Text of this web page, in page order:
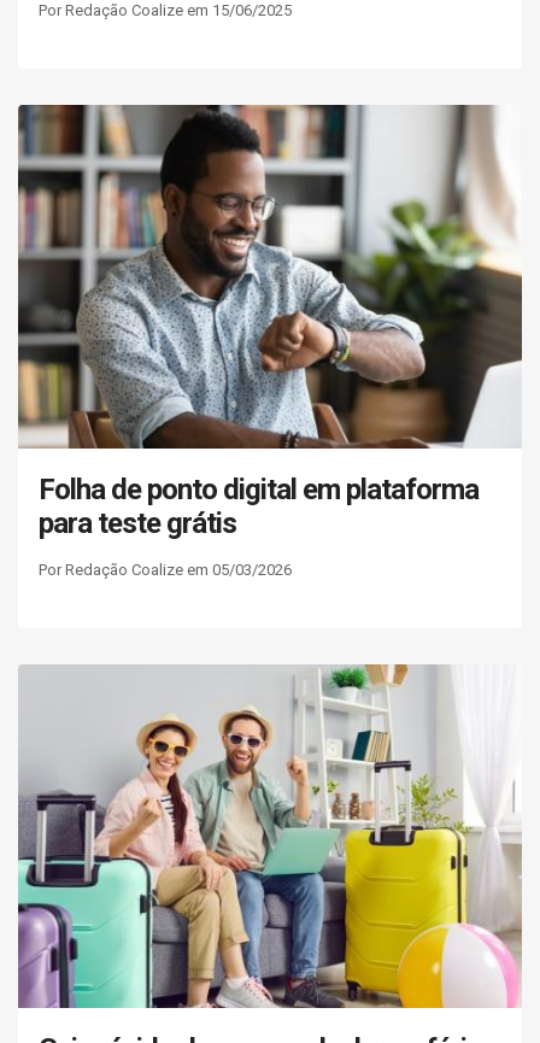
Por Redação Coalize em 15/06/2025
Folha de ponto digital em plataforma
para teste grátis
Por Redação Coalize em 05/03/2026